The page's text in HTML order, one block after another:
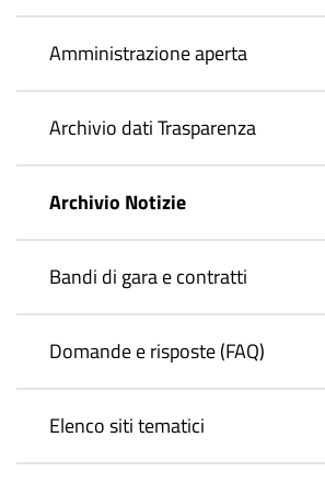
Amministrazione aperta
Archivio dati Trasparenza
Archivio Notizie
Bandi di gara e contratti
Domande e risposte (FAQ)
Elenco siti tematici